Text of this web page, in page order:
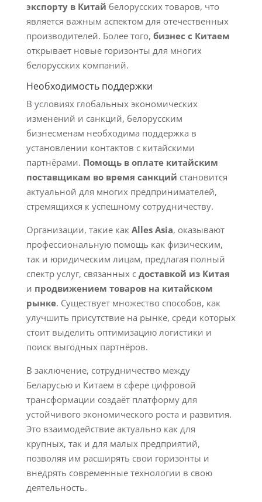
экспорту в Китай белорусских товаров, что
является важным аспектом для отечественных
производителей. Более того, бизнес с Китаем
открывает новые горизонты для многих
белорусских компаний.
Необходимость поддержки
В условиях глобальных экономических
изменений и санкций, белорусским
бизнесменам необходима поддержка в
установлении контактов с китайскими
партнёрами. Помощь в оплате китайским
поставщикам во время санкций становится
актуальной для многих предпринимателей,
стремящихся к успешному сотрудничеству.
Организации, такие как Alles Asia, оказывают
профессиональную помощь как физическим,
так и юридическим лицам, предлагая полный
спектр услуг, связанных с доставкой из Китая
и продвижением товаров на китайском
рынке. Существует множество способов, как
улучшить присутствие на рынке, среди которых
стоит выделить оптимизацию логистики и
поиск выгодных партнёров.
В заключение, сотрудничество между
Беларусью и Китаем в сфере цифровой
трансформации создаёт платформу для
устойчивого экономического роста и развития.
Это взаимодействие актуально как для
крупных, так и для малых предприятий,
позволяя им расширять свои горизонты и
внедрять современные технологии в свою
деятельность.